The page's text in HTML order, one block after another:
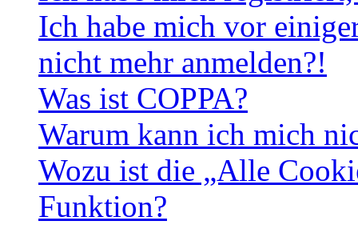
Ich habe mich vor
nicht mehr anmelden?!
Was ist COPPA?
Warum kann ich mich
Wozu ist die „Alle
Funktion?